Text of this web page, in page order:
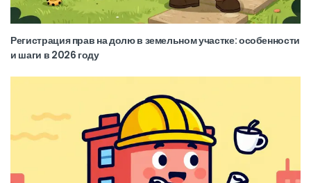
Регистрация прав на долю в земельном участке: особенности
и шаги в 2026 году